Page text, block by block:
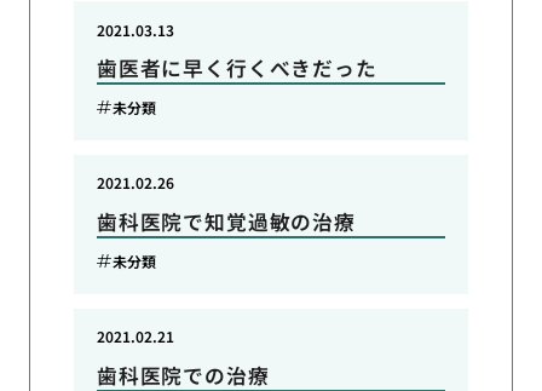
歯医者に早く行くべきだった
2021.03.13
未分類
歯科医院で知覚過敏の治療
2021.02.26
未分類
歯科医院での治療
2021.02.21